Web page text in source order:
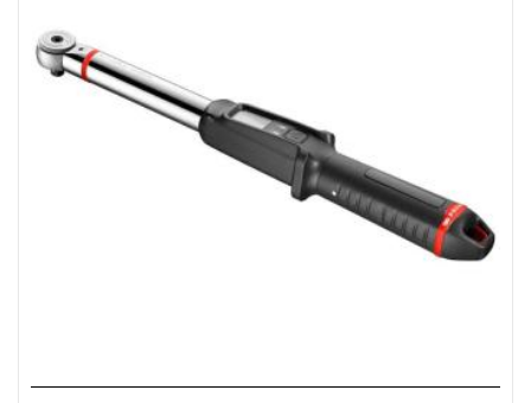
• Możliwa praca w dwóch kierunkach
• Jednostka pomiaru: Nm, lbf.ft, lbf.in
• Długość: 500 mm
• Waga: 1,186 kg
D3(Naprawa lub bezpłatna wymiana w zakresie
wadliwych części w ciągu 3 lat od zakupu)